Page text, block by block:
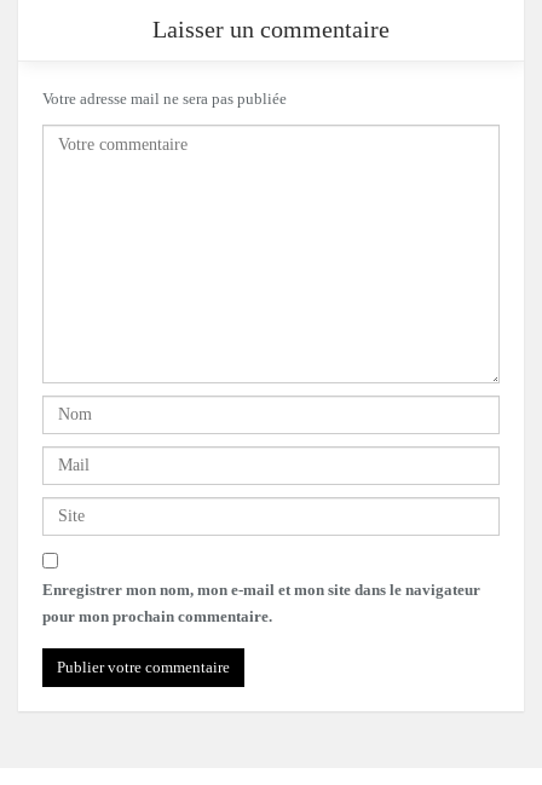
Laisser un commentaire
Votre adresse mail ne sera pas publiée
Enregistrer mon nom, mon e-mail et mon site dans le navigateur
pour mon prochain commentaire.